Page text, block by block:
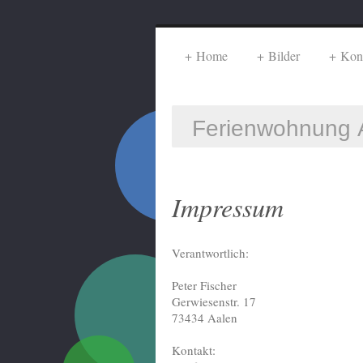
Home Bilder
Ferienwohnung
Impressum
Verantwortlich:
Peter Fischer
Gerwiesenstr. 17
73434 Aalen
Kontakt: